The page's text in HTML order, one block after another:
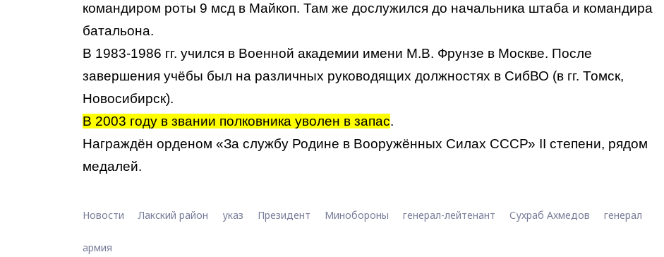
командиром роты 9 мсд в Майкоп. Там же дослужился до начальника штаба и командира
батальона.
В 1983-1986 гг. учился в Военной академии имени М.В. Фрунзе в Москве. После
завершения учёбы был на различных руководящих должностях в СибВО (в гг. Томск,
Новосибирск).
В 2003 году в звании полковника уволен в запас.
Награждён орденом «За службу Родине в Вооружённых Силах СССР» II степени, рядом
медалей.
Новости Лакский район указ Президент Минобороны генерал-лейтенант Сухраб Ахмедов генерал
армия